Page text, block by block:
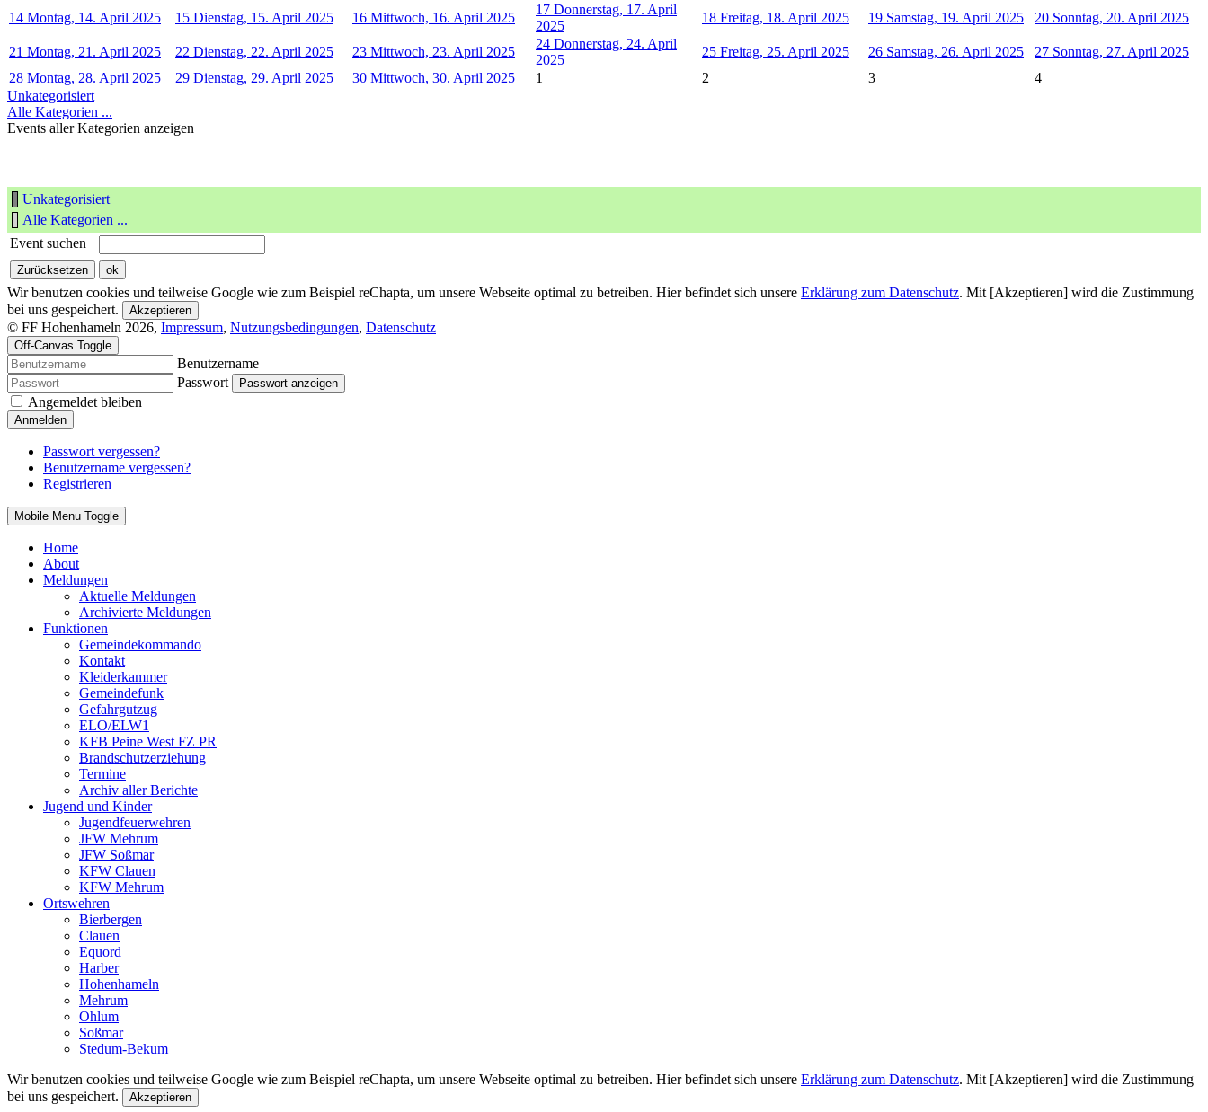
14 Montag, 14. April 2025 15 Dienstag, 15. April 2025 16 Mittwoch, 16. April 2025
17 Donnerstag, 17. April
2025
18 Freitag, 18. April 2025 19 Samstag, 19. April 2025 20 Sonntag, 20. April 2025
21 Montag, 21. April 2025 22 Dienstag, 22. April 2025 23 Mittwoch, 23. April 2025
24 Donnerstag, 24. April
2025
25 Freitag, 25. April 2025 26 Samstag, 26. April 2025 27 Sonntag, 27. April 2025
28 Montag, 28. April 2025 29 Dienstag, 29. April 2025 30 Mittwoch, 30. April 2025 1 2 3
4
Unkategorisiert
Alle Kategorien ...
Events aller Kategorien anzeigen
Unkategorisiert
Alle Kategorien ...
Event suchen
Wir benutzen cookies und teilweise Google wie zum Beispiel reChapta, um unsere Webseite optimal zu betreiben. Hier befindet sich unsere Erklärung zum Datenschutz. Mit [Akzeptieren] wird die Zustimmung
bei uns gespeichert.
Akzeptieren
© FF Hohenhameln 2026, Impressum, Nutzungsbedingungen, Datenschutz
Off-Canvas Toggle
Benutzername
Passwort
Passwort anzeigen
Angemeldet bleiben
Anmelden
Passwort vergessen?
Benutzername vergessen?
Registrieren
Mobile Menu Toggle
Home
About
Meldungen
Aktuelle Meldungen
Archivierte Meldungen
Funktionen
Gemeindekommando
Kontakt
Kleiderkammer
Gemeindefunk
Gefahrgutzug
ELO/ELW1
KFB Peine West FZ PR
Brandschutzerziehung
Termine
Archiv aller Berichte
Jugend und Kinder
Jugendfeuerwehren
JFW Mehrum
JFW Soßmar
KFW Clauen
KFW Mehrum
Ortswehren
Bierbergen
Clauen
Equord
Harber
Hohenhameln
Mehrum
Ohlum
Soßmar
Stedum-Bekum
Wir benutzen cookies und teilweise Google wie zum Beispiel reChapta, um unsere Webseite optimal zu betreiben. Hier befindet sich unsere Erklärung zum Datenschutz. Mit [Akzeptieren] wird die Zustimmung
bei uns gespeichert.
Akzeptieren